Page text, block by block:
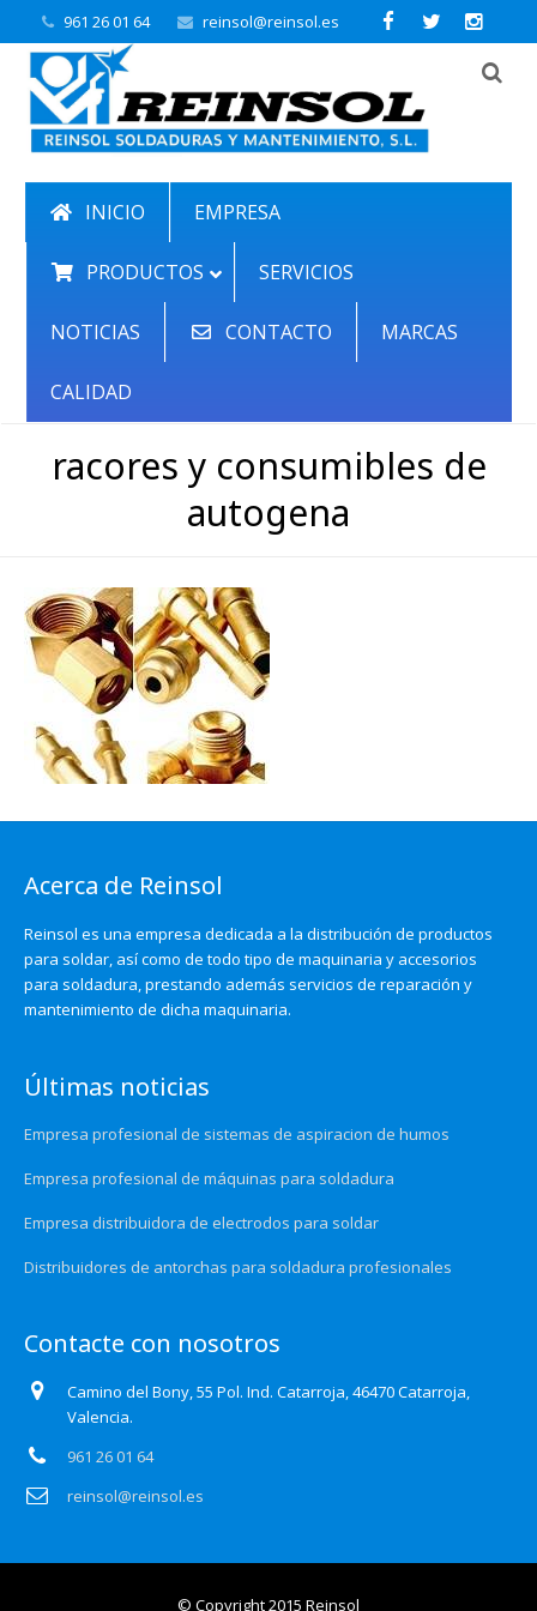
961 26 01 64 reinsol@reinsol.es
INICIO EMPRESA
PRODUCTOS SERVICIOS
NOTICIAS CONTACTO MARCAS
CALIDAD
racores y consumibles de
autogena
Acerca de Reinsol
Reinsol es una empresa dedicada a la distribución de productos
para soldar, así como de todo tipo de maquinaria y accesorios
para soldadura, prestando además servicios de reparación y
mantenimiento de dicha maquinaria.
Últimas noticias
Empresa profesional de sistemas de aspiracion de humos
Empresa profesional de máquinas para soldadura
Empresa distribuidora de electrodos para soldar
Distribuidores de antorchas para soldadura profesionales
Contacte con nosotros
Camino del Bony, 55 Pol. Ind. Catarroja, 46470 Catarroja,
Valencia.
961 26 01 64
reinsol@reinsol.es
© Copyright 2015 Reinsol